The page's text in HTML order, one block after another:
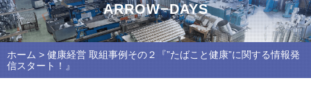
ARROW−DAYS
ホーム > 健康経営 取組事例その２『”たばこと健康”に関する情報発
信スタート！』